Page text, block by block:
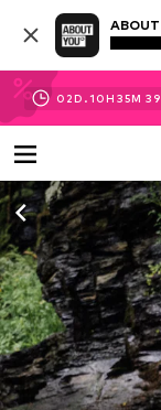
02D.10H 35M 39